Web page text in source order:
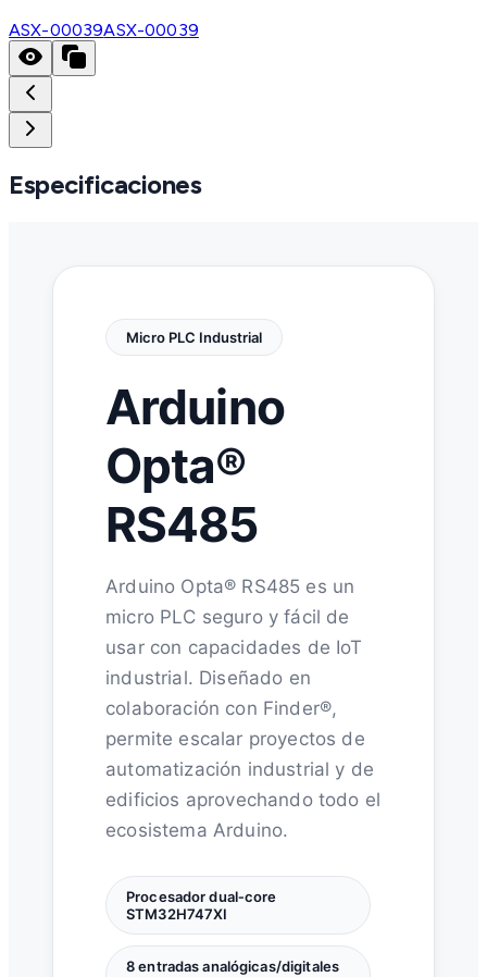
ASX-00039ASX-00039
Especificaciones
Micro PLC Industrial
Arduino
Opta®
RS485
Arduino Opta® RS485 es un
micro PLC seguro y fácil de
usar con capacidades de IoT
industrial. Diseñado en
colaboración con Finder®,
permite escalar proyectos de
automatización industrial y de
edificios aprovechando todo el
ecosistema Arduino.
Procesador dual‑core
STM32H747XI
8 entradas analógicas/digitales